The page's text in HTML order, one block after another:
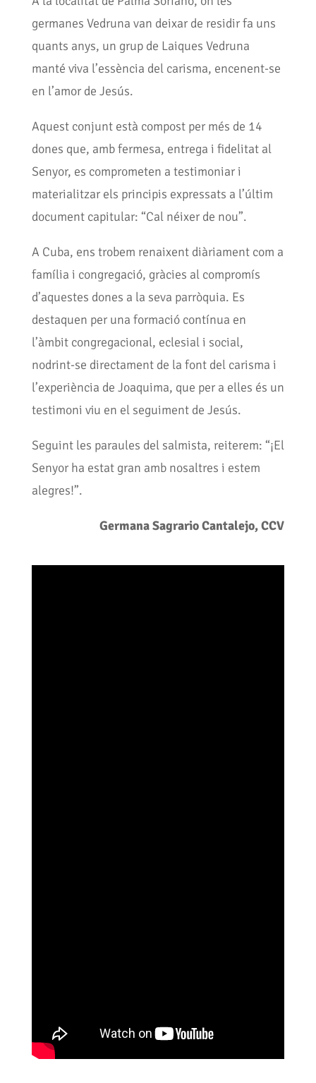
germanes Vedruna van deixar de residir fa uns
quants anys, un grup de Laiques Vedruna
manté viva l’essència del carisma, encenent-se
en l’amor de Jesús.
Aquest conjunt està compost per més de 14
dones que, amb fermesa, entrega i fidelitat al
Senyor, es comprometen a testimoniar i
materialitzar els principis expressats a l’últim
document capitular: “Cal néixer de nou”.
A Cuba, ens trobem renaixent diàriament com a
família i congregació, gràcies al compromís
d’aquestes dones a la seva parròquia. Es
destaquen per una formació contínua en
l’àmbit congregacional, eclesial i social,
nodrint-se directament de la font del carisma i
l’experiència de Joaquima, que per a elles és un
testimoni viu en el seguiment de Jesús.
Seguint les paraules del salmista, reiterem: “¡El
Senyor ha estat gran amb nosaltres i estem
alegres!”.
Germana Sagrario Cantalejo, CCV